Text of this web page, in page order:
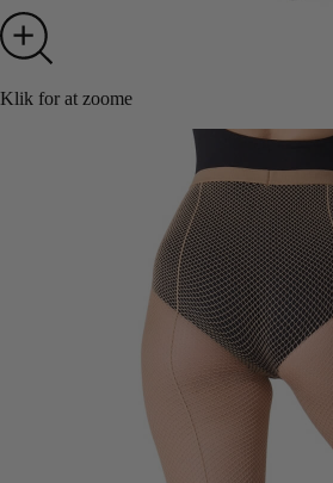
Klik for at zoome